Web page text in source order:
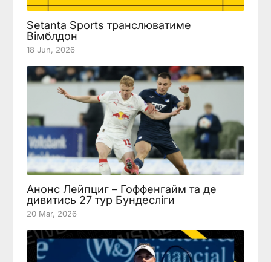
Setanta Sports транслюватиме
Вімблдон
18 Jun, 2026
Анонс Лейпциг – Гоффенгайм та де
дивитись 27 тур Бундесліги
20 Mar, 2026